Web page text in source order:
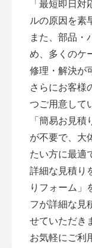
「最短即日
ルの原因を素
また、部品・
め、多くのケ
修理・解決が
さらにお客様
つご用意して
「簡易お見積
が不要で、大
たい方に最適
詳細な見積り
りフォーム 」
フが詳細な見
せていただき
お気軽にご利